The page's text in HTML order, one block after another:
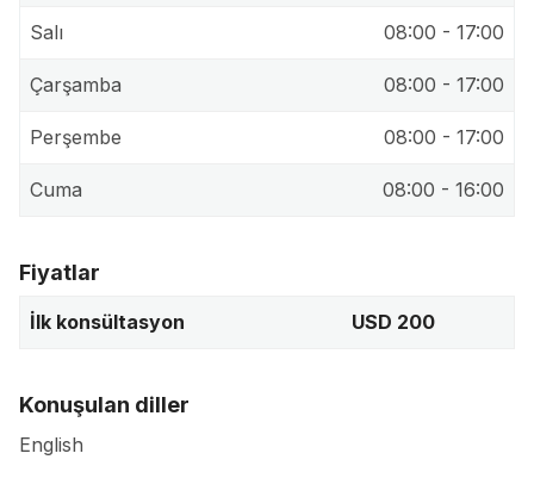
Salı 08:00 - 17:00
Çarşamba 08:00 - 17:00
Perşembe 08:00 - 17:00
Cuma 08:00 - 16:00
Fiyatlar
İlk konsültasyon USD 200
Konuşulan diller
English